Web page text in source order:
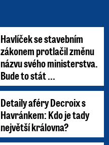
Havlíček se stavebním
zákonem protlačil změnu
názvu svého ministerstva.
Bude to stát ...
Detaily aféry Decroix s
Havránkem: Kdo je tady
největší královna?